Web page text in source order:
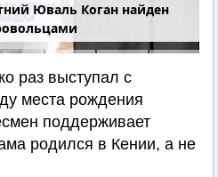
Юваль Коган найден
раз выступал с
места рождения
поддерживает
родился в Кении, а не